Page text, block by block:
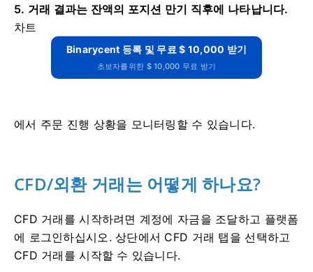
5. 거래 결과는 잔액의 포지션 만기 직후에 나타납니다.
차트
Binarycent 등록 및 무료 $ 10,000 받기
초보자를위한 $ 10,000 무료 받기
에서 주문 진행 상황을 모니터링할 수 있습니다.
CFD/외환 거래는 어떻게 하나요?
CFD 거래를 시작하려면 계정에 자금을 조달하고 플랫폼
에 로그인하십시오.상단에서 CFD 거래 탭을 선택하고
CFD 거래를 시작할 수 있습니다.